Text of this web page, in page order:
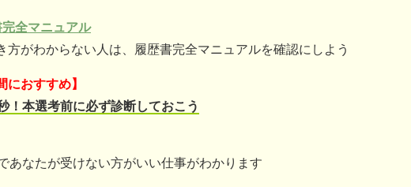
完全マニュアル
方がわからない人は、履歴書完全マニュアルを確認にしよう
におすすめ】
！本選考前に必ず診断しておこう
あなたが受けない方がいい仕事がわかります